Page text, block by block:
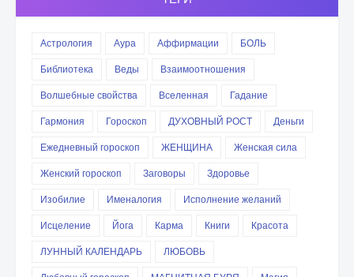
Астрология Аура Аффирмации
БОЛЬ
Библиотека
Веды
Взаимоотношения
Волшебные свойства
Вселенная
Гадание
Гармония
Гороскоп ДУХОВНЫЙ РОСТ
Деньги
Ежедневный гороскоп
ЖЕНЩИНА
Женская сила
Женский гороскоп
Заговоры
Здоровье
Изобилие
Именалогия
Исполнение желаний
Исцеление
Йога Карма Книги
Красота
ЛУННЫЙ КАЛЕНДАРЬ
ЛЮБОВЬ